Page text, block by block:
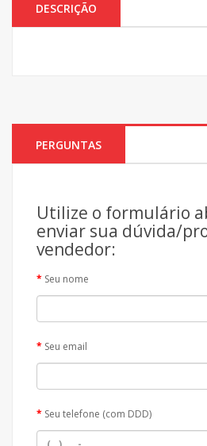
DESCRIÇÃO
PERGUNTAS
Utilize o formulário
enviar sua dúvida/
vendedor:
Seu nome
Seu email
Seu telefone (com DDD)